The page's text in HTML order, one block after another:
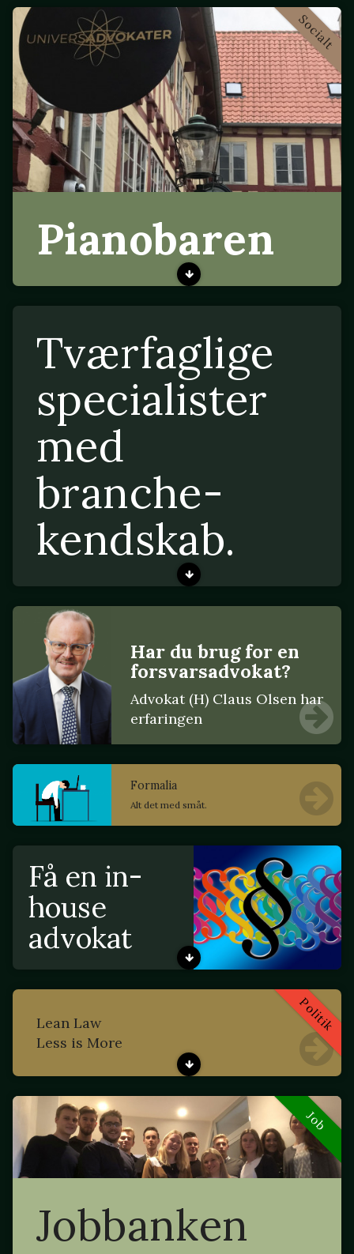
Socialt
Pianobaren
Tværfaglige
specialister
med
branche-
kendskab.
Har du brug for en
forsvarsadvokat?
Advokat (H) Claus Olsen har
erfaringen
Formalia
Alt det med småt.
Få en in-
house
advokat
Politik
Lean Law
Less is More
Job
Jobbanken